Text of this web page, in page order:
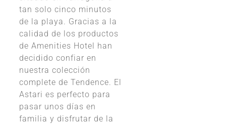
tan solo cinco minutos
de la playa. Gracias a la
calidad de los productos
de Amenities Hotel han
decidido confiar en
nuestra colección
complete de Tendence. El
Astari es perfecto para
pasar unos días en
familia y disfrutar de la